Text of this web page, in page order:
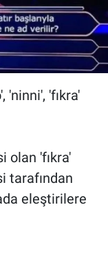
'ninni', 'fıkra'
olan 'fıkra'
tarafından
eleştirilere